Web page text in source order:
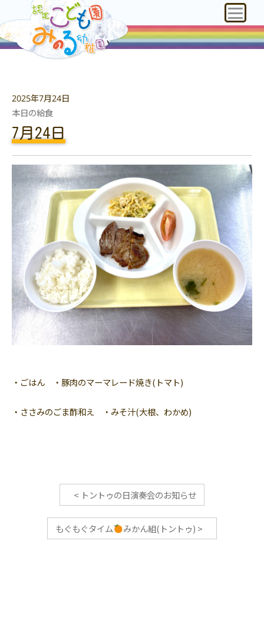
2025年7月24日
本日の給食
7月24日
・ごはん ・豚肉のマーマレード焼き(トマト)
・ささみのごま酢和え ・みそ汁(大根、わかめ)
< トントゥの日演奏会のお知らせ
もぐもぐタイム みかん組(トントゥ) >